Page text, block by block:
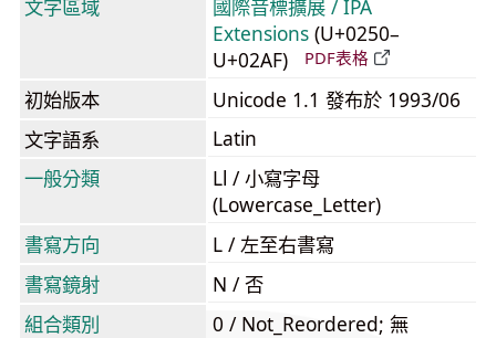
文字區域
國際音標擴展 / IPA
Extensions (U+0250–
U+02AF)
PDF表格
初始版本
Unicode 1.1 發布於 1993/06
文字語系
Latin
一般分類
Ll / 小寫字母
(Lowercase_Letter)
書寫方向
L / 左至右書寫
書寫鏡射
N / 否
組合類別
0 / Not_Reordered; 無